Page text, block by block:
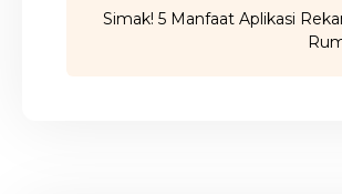
Simak! 5 Manfaat Aplikasi